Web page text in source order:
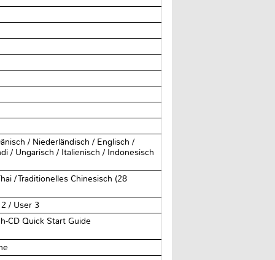
/ Niederländisch / Englisch /
/ Ungarisch / Italienisch / Indonesisch
/ Traditionelles Chinesisch (28
/ User 3
CD Quick Start Guide